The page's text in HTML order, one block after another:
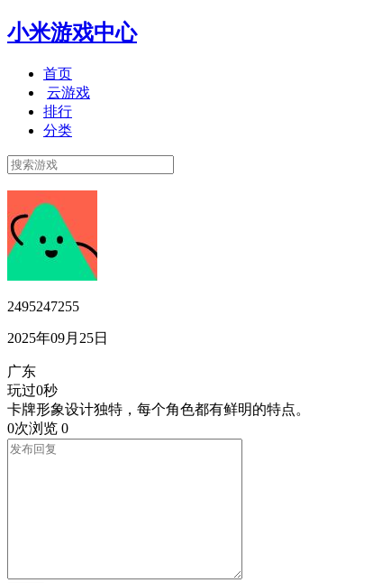
小米游戏中心
首页
云游戏
排行
分类
2495247255
2025年09月25日
广东
玩过0秒
卡牌形象设计独特，每个角色都有鲜明的特点。
0次浏览 0